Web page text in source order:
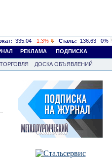
335.04 -1.3% Сталь: 136.63
0%
РЕКЛАМА ПОДПИСКА
ДОСКА ОБЪЯВЛЕНИЙ